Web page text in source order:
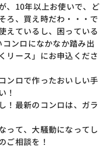
、10年以上お使いで、ど
ろ、買え時だわ・・・で
えているし、困っている
ンロになかなか踏み出
リース」にお申込くださ
ンロで作ったおいしい手
！
！最新のコンロは、ガラ
って、大騒動になってし
ご相談を！